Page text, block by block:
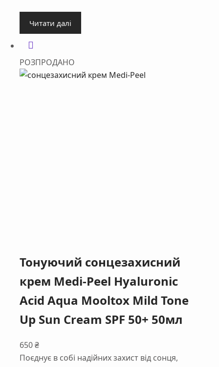
Читати далі
РОЗПРОДАНО
Тонуючий сонцезахисний
крем Medi-Peel Hyaluronic
Acid Aqua Mooltox Mild Tone
Up Sun Cream SPF 50+ 50мл
650₴
Поєднує в собі надійних захист від сонця,